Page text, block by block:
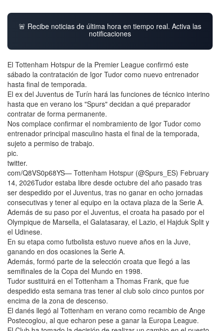
🚨 Recibe noticias de última hora en tiempo real. Activa las
notificaciones
El Tottenham Hotspur de la Premier League confirmó este
sábado la contratación de Igor Tudor como nuevo entrenador
hasta final de temporada.
El ex del Juventus de Turín hará las funciones de técnico interino
hasta que en verano los "Spurs" decidan a qué preparador
contratar de forma permanente.
Nos complace confirmar el nombramiento de Igor Tudor como
entrenador principal masculino hasta el final de la temporada,
sujeto a permiso de trabajo.
pic.
twitter.
com/Q8VS0p68YS— Tottenham Hotspur (@Spurs_ES) February
14, 2026Tudor estaba libre desde octubre del año pasado tras
ser despedido por el Juventus, tras no ganar en ocho jornadas
consecutivas y tener al equipo en la octava plaza de la Serie A.
Además de su paso por el Juventus, el croata ha pasado por el
Olympique de Marsella, el Galatasaray, el Lazio, el Hajduk Split y
el Udinese.
En su etapa como futbolista estuvo nueve años en la Juve,
ganando en dos ocasiones la Serie A.
Además, formó parte de la selección croata que llegó a las
semifinales de la Copa del Mundo en 1998.
Tudor sustituirá en el Tottenham a Thomas Frank, que fue
despedido esta semana tras tener al club solo cinco puntos por
encima de la zona de descenso.
El danés llegó al Tottenham en verano como recambio de Ange
Postecoglou, al que echaron pese a ganar la Europa League.